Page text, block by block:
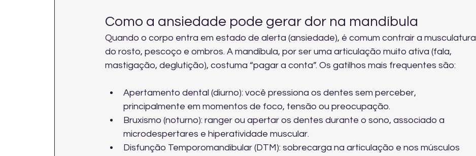
Como a ansiedade pode gerar dor na mandíbula
Quando o corpo entra em estado de alerta (ansiedade), é comum contrair a musculatura
do rosto, pescoço e ombros. A mandíbula, por ser uma articulação muito ativa (fala,
mastigação, deglutição), costuma “pagar a conta”. Os gatilhos mais frequentes são:
Apertamento dental (diurno): você pressiona os dentes sem perceber,
principalmente em momentos de foco, tensão ou preocupação.
Bruxismo (noturno): ranger ou apertar os dentes durante o sono, associado a
microdespertares e hiperatividade muscular.
Disfunção Temporomandibular (DTM): sobrecarga na articulação e nos músculos